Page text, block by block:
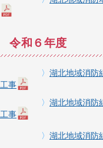
令和６年度
〉 湖北地域消防
工事
〉 湖北地域消防
工事
〉 湖北地域消防